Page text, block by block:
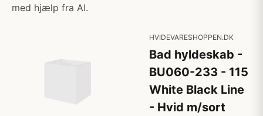
med hjælp fra AI.
HVIDEVARESHOPPEN.DK
Bad hyldeskab -
BU060-233 - 115
White Black Line
- Hvid m/sort